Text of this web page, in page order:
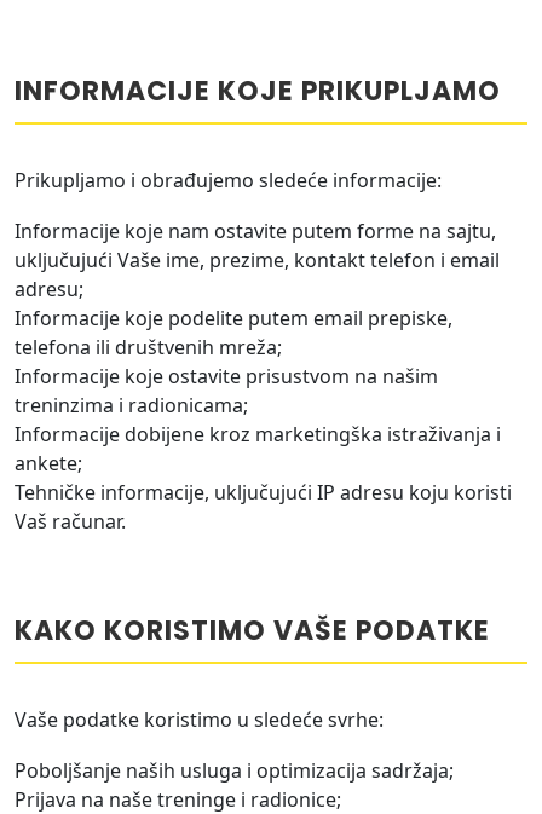
INFORMACIJE KOJE PRIKUPLJAMO
Prikupljamo i obrađujemo sledeće informacije:
Informacije koje nam ostavite putem forme na sajtu,
uključujući Vaše ime, prezime, kontakt telefon i email
adresu;
Informacije koje podelite putem email prepiske,
telefona ili društvenih mreža;
Informacije koje ostavite prisustvom na našim
treninzima i radionicama;
Informacije dobijene kroz marketingška istraživanja i
ankete;
Tehničke informacije, uključujući IP adresu koju koristi
Vaš računar.
KAKO KORISTIMO VAŠE PODATKE
Vaše podatke koristimo u sledeće svrhe:
Poboljšanje naših usluga i optimizacija sadržaja;
Prijava na naše treninge i radionice;